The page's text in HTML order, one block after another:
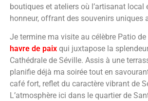
boutiques et ateliers où l’artisanat local
honneur, offrant des souvenirs uniques
Je termine ma visite au célèbre Patio
havre de paix qui juxtapose la
Cathédrale de Séville. Assis à une
planifie déjà ma soirée tout en
café fort, reflet du caractère vibrant de
L’atmosphère ici dans le quartier de